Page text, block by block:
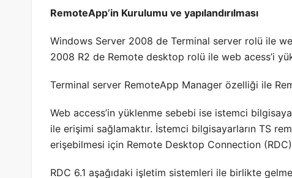
RemoteApp’in Kurulumu ve yapılandırılması
Windows Server 2008 de Terminal server rolü ile
2008 R2 de Remote desktop rolü ile web acess’i
Terminal server RemoteApp Manager özelliği ile
Web access’in yüklenme sebebi ise istemci
ile erişimi sağlamaktır. İstemci bilgisayarların TS
erişebilmesi için Remote Desktop Connection (RDC)
RDC 6.1 aşağıdaki işletim sistemleri ile birlikte